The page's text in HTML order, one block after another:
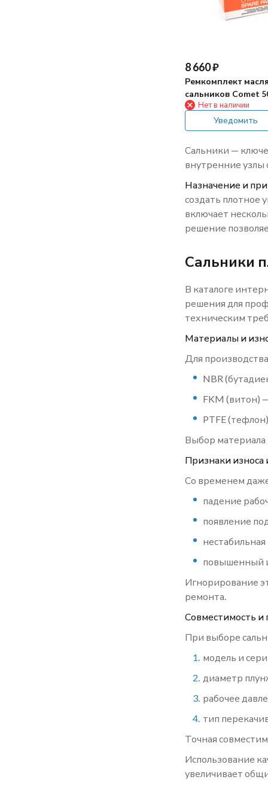
8 660₽
Ремкомплект
сальников Comet
(KIT D)Нет в наличии
Уведомить
Сальники —
внутренние узлы
Назначение и
создать плотное
включает
решение
Сальники
В каталоге
решения для
техническим
Материалы и
Для
NBR
FKM (витон)
PTFE
Выбор материала
Признаки
Со временем
падение
появление
нестабильная
повышенный
Игнорирование
ремонта.
Совместимость и
При выборе
модель и
диаметр
рабочее
тип
Точная
Использование
увеличивает